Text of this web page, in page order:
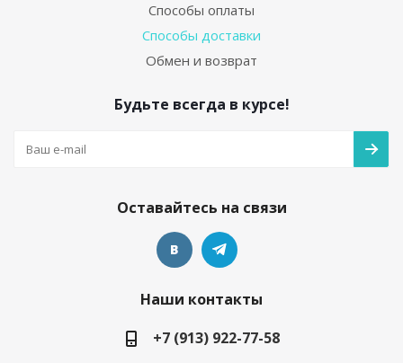
Способы оплаты
Способы доставки
Обмен и возврат
Будьте всегда в курсе!
Оставайтесь на связи
Наши контакты
+7 (913) 922-77-58